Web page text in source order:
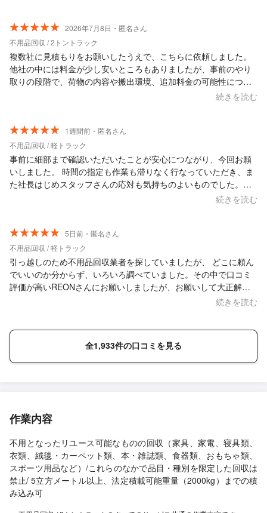
で、このくらいかな、と思う金額でした。当日はたまたま店長さ
んが来られ、思った通りとてもいい方でした。一緒に作業されて
いた方とのやり取りの言葉が丁寧で、好感が持てました。大型家
具の移動が大変そうでしたが、丁寧に作業していただきました。
ありがとうございました。
2026年7月8日・匿名さん
不用品回収 / 2トントラック
複数社に見積もりをお願いしたうえで、こちらに依頼しました。
他社の中には料金が少し安いところもありましたが、事前のやり
取りの段階で、荷物の内容や搬出環境、追加料金の可能性につい
てとても丁寧に確認してくださり、当日料金が突然変わることは
とてもきちんとした印象でした。作業も非常に早く、こちらが想
像していたよりもスムーズに回収していただけました。 また、小
さい子どもがいる中での作業でしたが、子どもたちにも感じよく
接してくださり、終始安心してお任せできました。 料金、事前説
明、当日の対応、作業の早さを含めて、利用して良かったと思え
続きを読む
1週間前・匿名さん
不用品回収 / 軽トラック
事前に細部まで確認いただいたことが安心につながり、今回お願
いしました。 時間の指定も作業も滞りなく行なっていただき、ま
た社長はじめスタッフさんの応対も気持ちのよいものでした。作
業後のチェック、こちらの確認漏れがないかなどのヒアリングも
た。
続きを読む
5日前・匿名さん
不用品回収 / 軽トラック
引っ越しのため不用品回収業者を探していましたが、 どこに頼ん
でいいのか分からず、いろいろ調べていました。その中で口コミ
評価が高いREONさんにお願いしましたが、お願いして大正解で
した。 事前の見積もりも丁寧で、料金も良心的でした。 当日に出
続きを読む
全1,933件の口コミを見る
作業内容
不用となったリユース可能なものの回収（家具、家電、寝具類、
衣類、絨毯・カーペット類、本・雑誌類、食器類、おもちゃ類、
スポーツ用品など）/これらのなかで品目・種別を限定した回収は
禁止/ 5立方メートル以上、法定積載可能重量（2000kg）までの積
み込み可